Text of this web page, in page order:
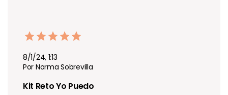
8/1/24, 1:13
Por Norma Sobrevilla
Kit Reto Yo Puedo